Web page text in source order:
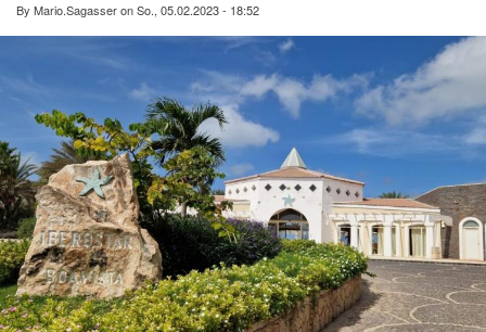
By Mario.SagasseronSo., 05.02.2023 - 18:52